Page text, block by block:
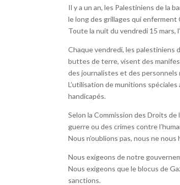
Il y a un an, les Palestiniens de la
le long des grillages qui enferment
Toute la nuit du vendredi 15 mars,
Chaque vendredi, les palestiniens
buttes de terre, visent des
des journalistes et des personnels
L’utilisation de munitions
handicapés.
Selon la Commission des Droits
guerre ou des crimes contre
Nous n’oublions pas, nous ne nous
Nous exigeons de notre
Nous exigeons que le blocus de
sanctions.